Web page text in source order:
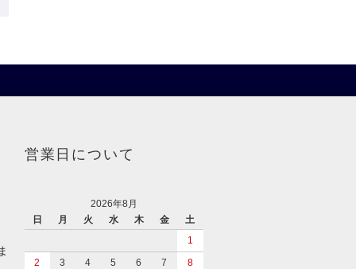
営業日について
2026年8月
日
月 火 水 木 金
土
1
2
3 4 5 6 7
8